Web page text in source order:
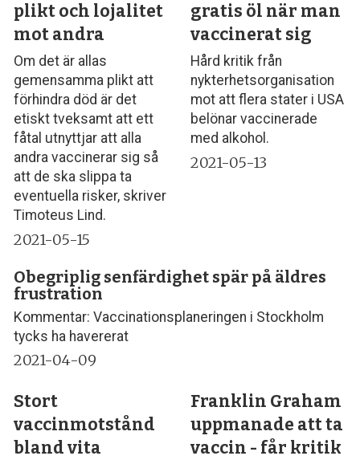
plikt och lojalitet
mot andra
Om det är allas
gemensamma plikt att
förhindra död är det
etiskt tveksamt att ett
fåtal utnyttjar att alla
andra vaccinerar sig så
att de ska slippa ta
eventuella risker, skriver
Timoteus Lind.
2021-05-15
gratis öl när man
vaccinerat sig
Hård kritik från
nykterhetsorganisation
mot att flera stater i USA
belönar vaccinerade
med alkohol.
2021-05-13
Obegriplig senfärdighet spär på äldres
frustration
Kommentar: Vaccinationsplaneringen i Stockholm
tycks ha havererat
2021-04-09
Stort
vaccinmotstånd
bland vita
Franklin Graham
uppmanade att ta
vaccin - får kritik